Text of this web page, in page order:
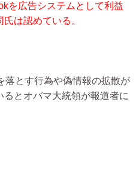
を広告システムとして利益
は認めている。
落とす行為や偽情報の拡散が
るとオバマ大統領が報道者に